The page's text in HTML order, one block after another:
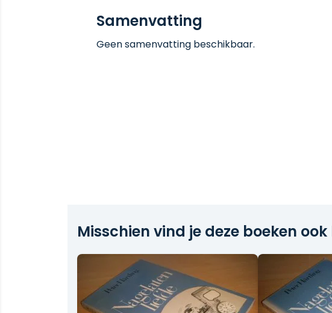
Samenvatting
Geen samenvatting beschikbaar.
Misschien vind je deze boeken ook